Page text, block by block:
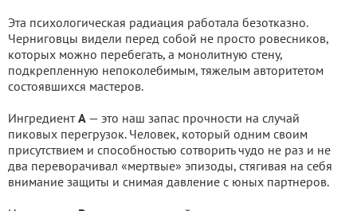
Эта психологическая радиация работала безотказно.
Черниговцы видели перед собой не просто ровесников,
которых можно перебегать, а монолитную стену,
подкрепленную непоколебимым, тяжелым авторитетом
состоявшихся мастеров.
ИнгредиентА — это наш запас прочности на случай
пиковых перегрузок. Человек, который одним своим
присутствием и способностью сотворить чудо не раз и не
два переворачивал «мертвые» эпизоды, стягивая на себя
внимание защиты и снимая давление с юных партнеров.